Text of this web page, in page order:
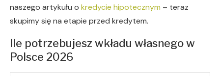
naszego artykułu o kredycie hipotecznym – teraz
skupimy się na etapie przed kredytem.
Ile potrzebujesz wkładu własnego w
Polsce 2026